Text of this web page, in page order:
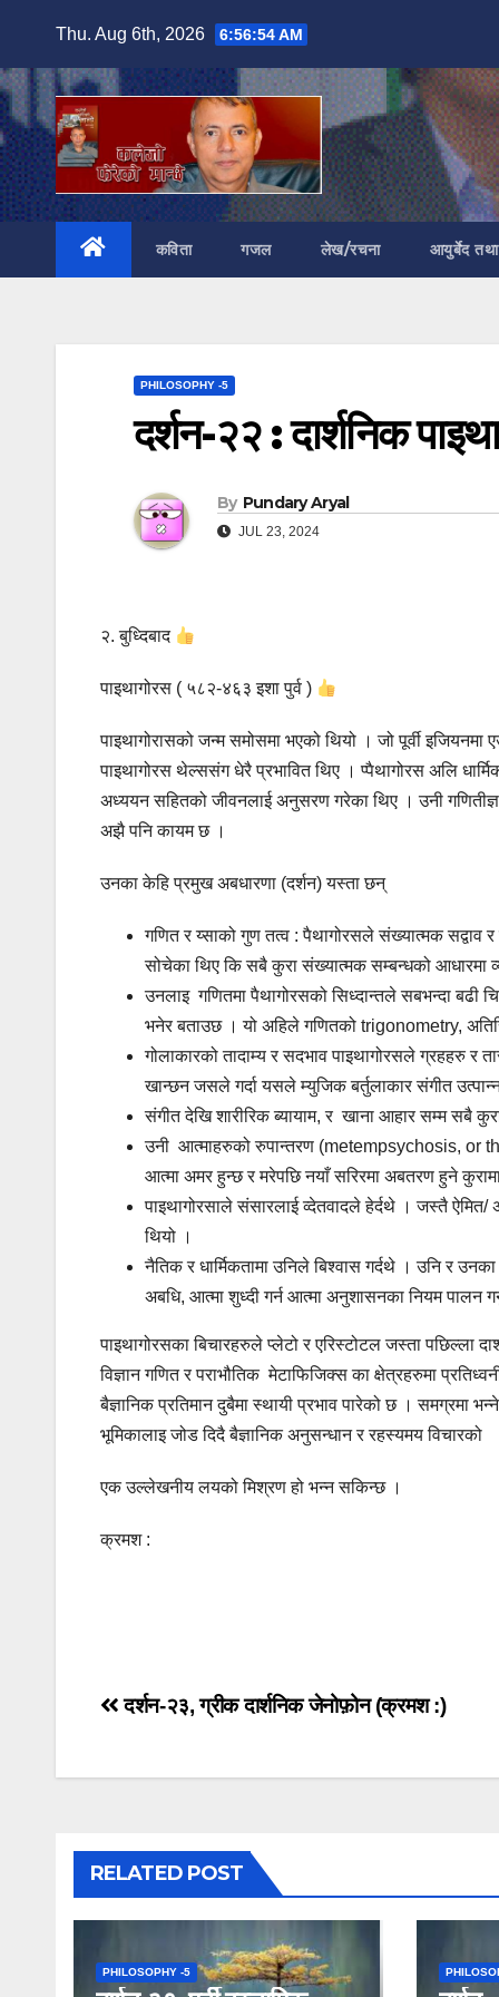
content
Thu. Aug 6th, 2026 6:56:55 AM
कविता गजल लेख/रचना आयुर्बेद
PHILOSOPHY -5
दर्शन-२२ : दार्शनिक
By Pundary Aryal
JUL 23, 2024
२. बुध्दिबाद
पाइथागोरस ( ५८२-४६३ इशा पुर्व )
पाइथागोरासको जन्म समोसमा भएको थियो । जो पूर्वी
पाइथागोरस थेल्ससंग धेरै प्रभावित थिए । प्पैथागोरस अलि
अध्ययन सहितको जीवनलाई अनुसरण गरेका थिए । उनी गणितीज्ञ
अझै पनि कायम छ ।
उनका केहि प्रमुख अबधारणा (दर्शन) यस्ता छन्
गणित र य्साको गुण तत्व : पैथागोरसले संख्यात्मक सद्वाव
सोचेका थिए कि सबै कुरा संख्यात्मक सम्बन्धको आधारमा
उनलाइ गणितमा पैथागोरसको सिध्दान्तले सबभन्दा बढी
भनेर बताउछ । यो अहिले गणितको trigonometry,
गोलाकारको तादाम्य र सदभाव पाइथागोरसले ग्रहहरु
खान्छन जसले गर्दा यसले म्युजिक बर्तुलाकार संगीत
संगीत देखि शारीरिक ब्यायाम, र खाना आहार सम्म सबै
उनी आत्माहरुको रुपान्तरण (metempsychosis, or
आत्मा अमर हुन्छ र मरेपछि नयाँ सरिरमा अबतरण हुने
पाइथागोरसाले संसारलाई व्देतवादले हेर्दथे । जस्तै
थियो ।
नैतिक र धार्मिकतामा उनिले बिश्वास गर्दथे । उनि र
अबधि, आत्मा शुध्दी गर्न आत्मा अनुशासनका नियम पालन
पाइथागोरसका बिचारहरुले प्लेटो र एरिस्टोटल जस्ता पछिल्ला
विज्ञान गणित र पराभौतिक मेटाफिजिक्स का क्षेत्रहरुमा
बैज्ञानिक प्रतिमान दुबैमा स्थायी प्रभाव पारेको छ । समग्रमा
भूमिकालाइ जोड दिदै बैज्ञानिक अनुसन्धान र रहस्यमय विचारको
एक उल्लेखनीय लयको मिश्रण हो भन्न सकिन्छ ।
क्रमश :
Post
दर्शन-२३, ग्रीक दार्शनिक जेनोफ़ोन (क्रमश :)
RELATED POST
PHILOSOPHY -5